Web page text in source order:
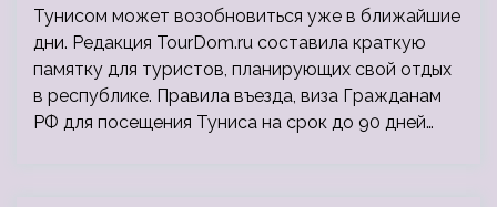
Тунисом может возобновиться уже в ближайшие
дни. Редакция TourDom.ru составила краткую
памятку для туристов, планирующих свой отдых
в республике. Правила въезда, виза Гражданам
РФ для посещения Туниса на срок до 90 дней…